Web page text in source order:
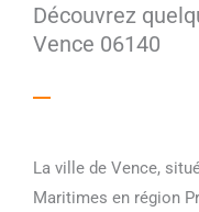
Découvrez
Vence 06140
La ville de Vence,
Maritimes en région